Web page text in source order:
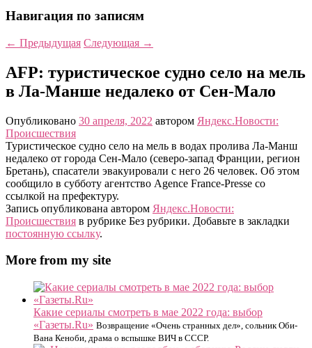
Навигация по записям
← Предыдущая Следующая →
AFP: туристическое судно село на мель
в Ла-Манше недалеко от Сен-Мало
Опубликовано 30 апреля, 2022 автором Яндекс.Новости:
Происшествия
Туристическое судно село на мель в водах пролива Ла-Манш
недалеко от города Сен-Мало (северо-запад Франции, регион
Бретань), спасатели эвакуировали с него 26 человек. Об этом
сообщило в субботу агентство Agence France-Presse со
ссылкой на префектуру.
Запись опубликована автором Яндекс.Новости:
Происшествия в рубрике Без рубрики. Добавьте в закладки
постоянную ссылку.
More from my site
Какие сериалы смотреть в мае 2022 года: выбор
«Газеты.Ru» Возвращение «Очень странных дел», сольник Оби-
Вана Кеноби, драма о вспышке ВИЧ в СССР.